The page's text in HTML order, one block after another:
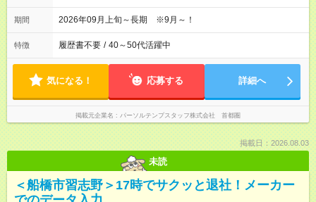
期間 2026年09月上旬～長期 ※9月～！
特徴 履歴書不要 / 40～50代活躍中
気になる！ 応募する 詳細へ
掲載元企業名 パーソルテンプスタッフ株式会社 首都圏
掲載日：2026.08.03
未読
＜船橋市習志野＞17時でサクッと退社！メーカー